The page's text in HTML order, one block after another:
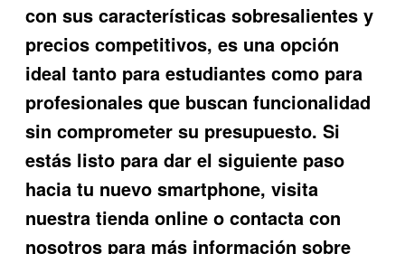
con sus características sobresalientes y
precios competitivos, es una opción
ideal tanto para estudiantes como para
profesionales que buscan funcionalidad
sin comprometer su presupuesto. Si
estás listo para dar el siguiente paso
hacia tu nuevo smartphone, visita
nuestra tienda online o contacta con
nosotros para más información sobre